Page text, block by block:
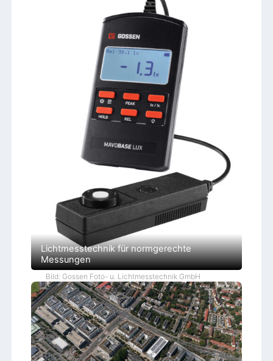
Lichtmesstechnik für normgerechte
Messungen
Bild: Gossen Foto- u. Lichtmesstechnik GmbH